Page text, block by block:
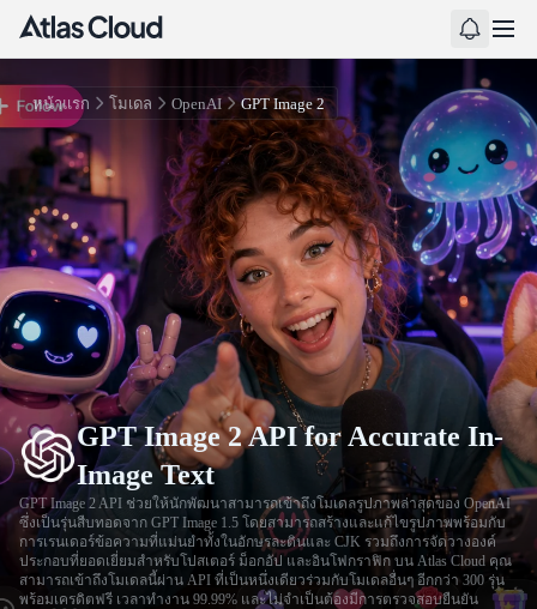
หน้าแรก โมเดล OpenAI GPT Image 2
GPT Image 2 API for Accurate In-
Image Text
GPT Image 2 API ช่วยให้นักพัฒนาสามารถเข้าถึงโมเดลรูปภาพล่าสุดของ OpenAI
ซึ่งเป็นรุ่นสืบทอดจาก GPT Image 1.5 โดยสามารถสร้างและแก้ไขรูปภาพพร้อมกับ
การเรนเดอร์ข้อความที่แม่นยำทั้งในอักษรละตินและ CJK รวมถึงการจัดวางองค์
ประกอบที่ยอดเยี่ยมสำหรับโปสเตอร์ ม็อกอัป และอินโฟกราฟิก บน Atlas Cloud คุณ
สามารถเข้าถึงโมเดลนี้ผ่าน API ที่เป็นหนึ่งเดียวร่วมกับโมเดลอื่นๆ อีกกว่า 300 รุ่น
พร้อมเครดิตฟรี เวลาทำงาน 99.99% และไม่จำเป็นต้องมีการตรวจสอบยืนยัน